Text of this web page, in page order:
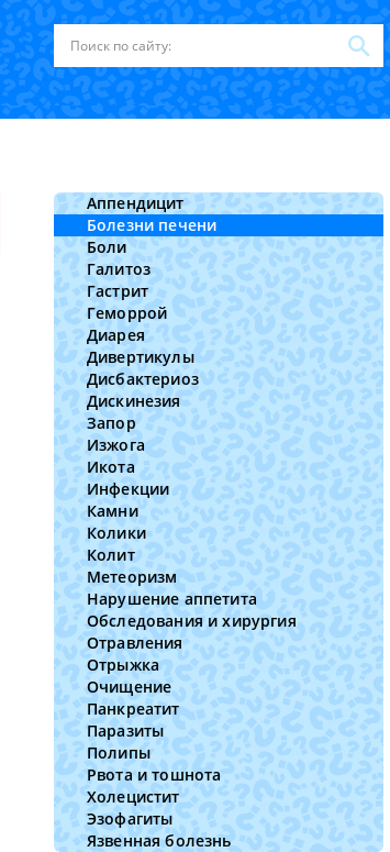
Аппендицит
Болезни печени
Боли
Галитоз
Гастрит
Геморрой
Диарея
Дивертикулы
Дисбактериоз
Дискинезия
Запор
Изжога
Икота
Инфекции
Камни
Колики
Колит
Метеоризм
Нарушение аппетита
Обследования и хирургия
Отравления
Отрыжка
Очищение
Панкреатит
Паразиты
Полипы
Рвота и тошнота
Холецистит
Эзофагиты
Язвенная болезнь